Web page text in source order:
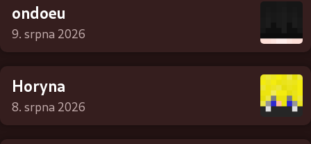
ondoeu
9. srpna 2026
Horyna
8. srpna 2026